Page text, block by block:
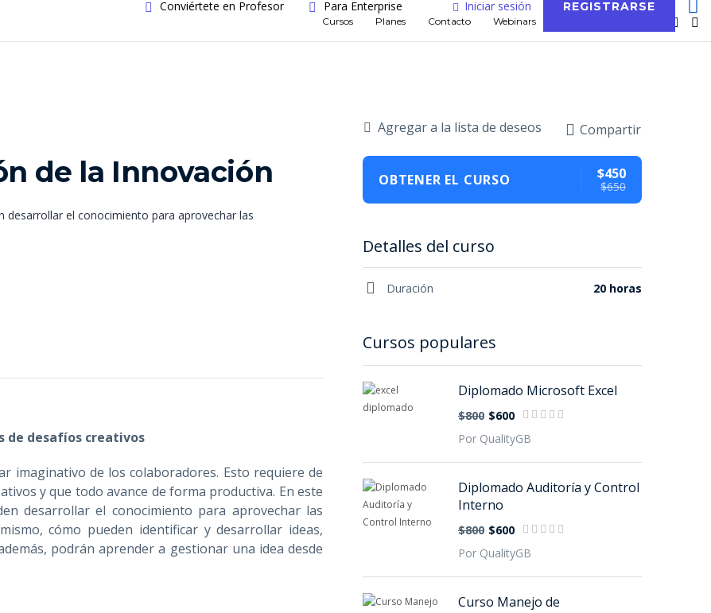
Cursos Planes Contacto Webinars
Conviértete en Profesor Para Enterprise Iniciar sesión REGISTRARSE
de la Innovación
el conocimiento para aprovechar las
de desafíos creativos
imaginativo de los colaboradores. Esto requiere de
y que todo avance de forma productiva. En este
desarrollar el conocimiento para aprovechar las
cómo pueden identificar y desarrollar ideas,
podrán aprender a gestionar una idea desde
Agregar a la lista de deseos Compartir
OBTENER EL CURSO $450
$650
Detalles del curso
Duración 20 horas
Cursos populares
Diplomado Microsoft Excel
$800 $600
Por QualityGB
Diplomado Auditoría y Control
Interno
$800 $600
Por QualityGB
Curso Manejo de